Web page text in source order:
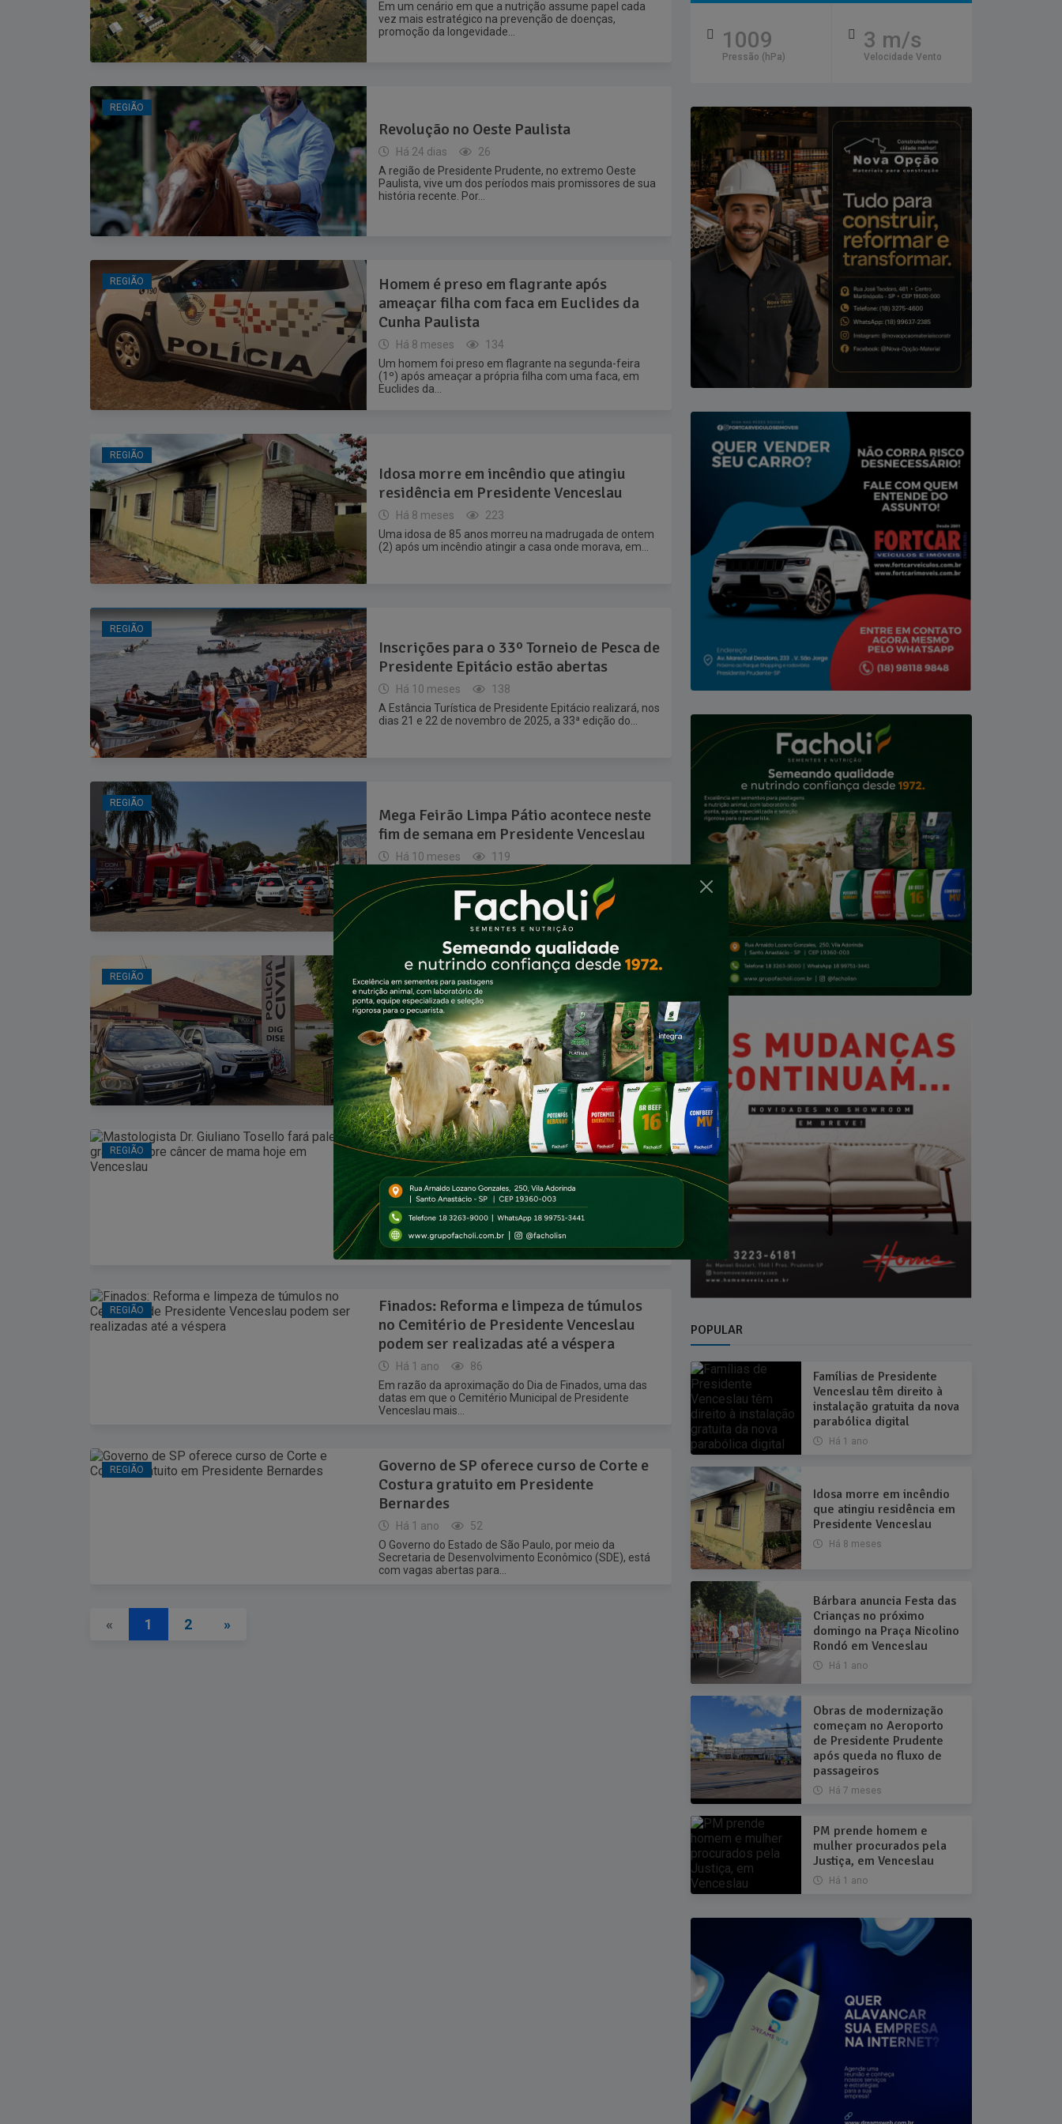
Em um cenário em que a nutrição assume papel cada
vez mais estratégico na prevenção de doenças,
promoção da longevidade...
REGIÃO
Revolução no Oeste Paulista
Há 24 dias
26
A região de Presidente Prudente, no extremo Oeste
Paulista, vive um dos períodos mais promissores de sua
história recente. Por...
REGIÃO
Homem é preso em flagrante após
ameaçar filha com faca em Euclides da
Cunha Paulista
Há 8 meses
134
Um homem foi preso em flagrante na segunda-feira
(1º) após ameaçar a própria filha com uma faca, em
Euclides da...
REGIÃO
Idosa morre em incêndio que atingiu
residência em Presidente Venceslau
Há 8 meses
223
Uma idosa de 85 anos morreu na madrugada de ontem
(2) após um incêndio atingir a casa onde morava, em...
REGIÃO
Inscrições para o 33º Torneio de Pesca de
Presidente Epitácio estão abertas
Há 10 meses
138
A Estância Turística de Presidente Epitácio realizará, nos
dias 21 e 22 de novembro de 2025, a 33ª edição do...
REGIÃO
Mega Feirão Limpa Pátio acontece neste
fim de semana em Presidente Venceslau
Há 10 meses
119
Presidente Venceslau recebe, nos dias 19, 20 e 21 de
setembro, o Mega Feirão Limpa Pátio, que promete
reunir grandes...
REGIÃO
Operação conjunta cumpre mandado e
prende homem por tráfico de drogas em
Venceslau
Há 10 meses
90
Na manhã desta sexta-feira (19), uma operação
conjunta da Polícia Civil e da Polícia Militar resultou na
prisão de um...
REGIÃO
Mastologista Dr. Giuliano Tosello fará
palestra gratuita sobre câncer de mama
hoje em Venceslau
Há 1 ano
99
O mastologista Giuliano Tosello será o palestrante desta
noite (24) no Anfiteatro Municipal Nelson Reis
Oberlander, em um evento especial...
REGIÃO
Finados: Reforma e limpeza de túmulos
no Cemitério de Presidente Venceslau
podem ser realizadas até a véspera
Há 1 ano
86
Em razão da aproximação do Dia de Finados, uma das
datas em que o Cemitério Municipal de Presidente
Venceslau mais...
REGIÃO
Governo de SP oferece curso de Corte e
Costura gratuito em Presidente
Bernardes
Há 1 ano
52
O Governo do Estado de São Paulo, por meio da
Secretaria de Desenvolvimento Econômico (SDE), está
com vagas abertas para...
« 1 2 »
1009
Pressão (hPa)
3 m/s
Velocidade Vento
POPULAR
Famílias de Presidente
Venceslau têm direito à
instalação gratuita da nova
parabólica digital
Há 1 ano
Idosa morre em incêndio
que atingiu residência em
Presidente Venceslau
Há 8 meses
Bárbara anuncia Festa das
Crianças no próximo
domingo na Praça Nicolino
Rondó em Venceslau
Há 1 ano
Obras de modernização
começam no Aeroporto
de Presidente Prudente
após queda no fluxo de
passageiros
Há 7 meses
PM prende homem e
mulher procurados pela
Justiça, em Venceslau
Há 1 ano